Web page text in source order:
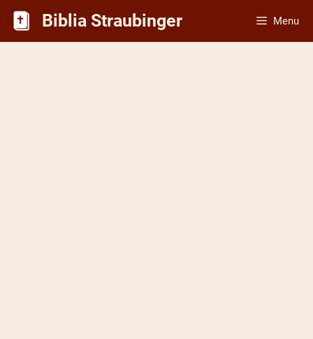
Skip
content
Biblia Straubinger Menu